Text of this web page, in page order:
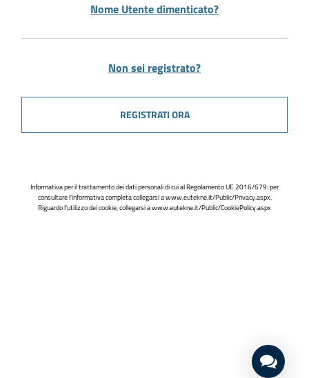
Nome Utente dimenticato?
Non sei registrato?
REGISTRATI ORA
Informativa per il trattamento dei dati personali di cui al Regolamento UE 2016/679: per
consultare l'informativa completa collegarsi awww.eutekne.it/Public/Privacy.aspx.
Riguardo l'utilizzo dei cookie, collegarsi awww.eutekne.it/Public/CookiePolicy.aspx